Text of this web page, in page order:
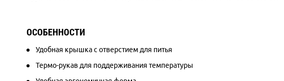
ОСОБЕННОСТИ
Удобная крышка с отверстием для питья
Термо-рукав для поддерживания температуры